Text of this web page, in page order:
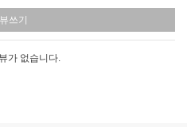
쓰기
가 없습니다.